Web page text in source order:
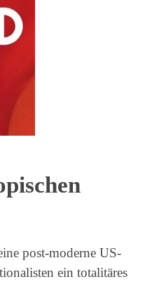
post-moderne US-
ein totalitäres